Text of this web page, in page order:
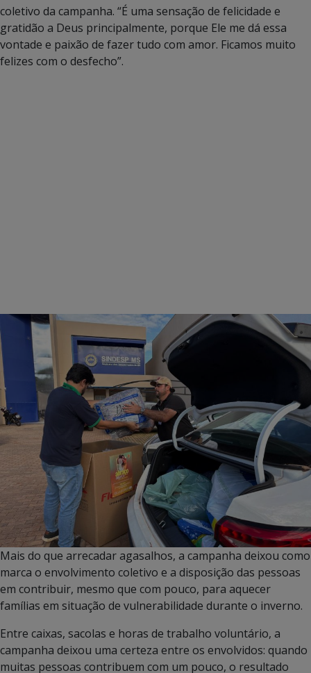
coletivo da campanha. “É uma sensação de felicidade e
gratidão a Deus principalmente, porque Ele me dá essa
vontade e paixão de fazer tudo com amor. Ficamos muito
felizes com o desfecho”.
Mais do que arrecadar agasalhos, a campanha deixou como
marca o envolvimento coletivo e a disposição das pessoas
em contribuir, mesmo que com pouco, para aquecer
famílias em situação de vulnerabilidade durante o inverno.
Entre caixas, sacolas e horas de trabalho voluntário, a
campanha deixou uma certeza entre os envolvidos: quando
muitas pessoas contribuem com um pouco, o resultado